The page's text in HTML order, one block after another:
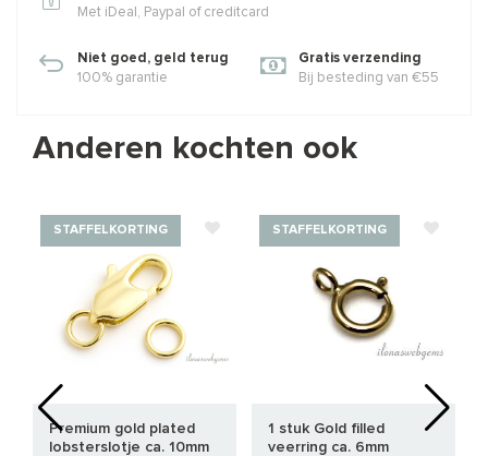
Met iDeal, Paypal of creditcard
Niet goed, geld terug
100% garantie
Gratis verzending
Bij besteding van €55
Anderen kochten ook
STAFFELKORTING
Premium gold plated
lobsterslotje ca. 10mm
STAFFELKORTING
1 stuk Gold filled
veerring ca. 6mm